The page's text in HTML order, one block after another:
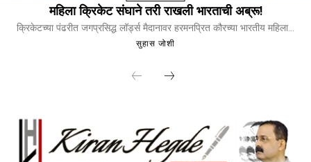
महिला क्रिकेट संघाने तरी राखली भारताची अब्रू!
क्रिकेटच्या पंढरीत जगप्रसिद्ध लॉर्ड्स मैदानावर हरमनप्रित कौरच्या भारतीय महिला...
सुहास जोशी